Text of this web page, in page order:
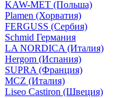
KAW-MET (Польша)
Plamen (Хорватия)
FERGUSS (Сербия)
Schmid Германия
LA NORDICA (Италия)
Hergom (Испания)
SUPRA (Франция)
MCZ (Италия)
Liseo Castiron (Швеция)